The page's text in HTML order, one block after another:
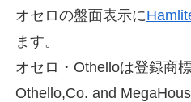
オセロの盤面表示に
ます。
オセロ・Othelloは登録商
Othello,Co. and